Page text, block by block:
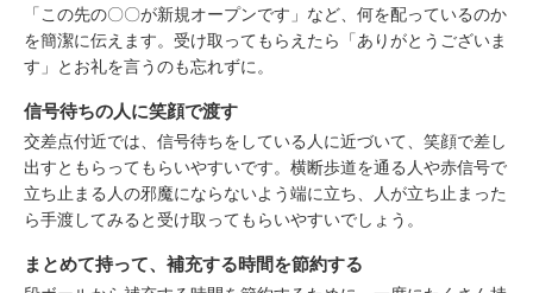
「この先の〇〇が新規オープンです」など、何を配っているのか
を簡潔に伝えます。受け取ってもらえたら「ありがとうございま
す」とお礼を言うのも忘れずに。
信号待ちの人に笑顔で渡す
交差点付近では、信号待ちをしている人に近づいて、笑顔で差し
出すともらってもらいやすいです。横断歩道を通る人や赤信号で
立ち止まる人の邪魔にならないよう端に立ち、人が立ち止まった
ら手渡してみると受け取ってもらいやすいでしょう。
まとめて持って、補充する時間を節約する